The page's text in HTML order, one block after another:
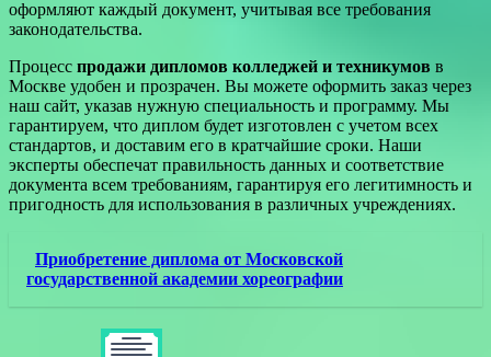
оформляют каждый документ, учитывая все требования
законодательства.
Процесс продажи дипломов колледжей и техникумов в
Москве удобен и прозрачен. Вы можете оформить заказ через
наш сайт, указав нужную специальность и программу. Мы
гарантируем, что диплом будет изготовлен с учетом всех
стандартов, и доставим его в кратчайшие сроки. Наши
эксперты обеспечат правильность данных и соответствие
документа всем требованиям, гарантируя его легитимность и
пригодность для использования в различных учреждениях.
Приобретение диплома от Московской
государственной академии хореографии